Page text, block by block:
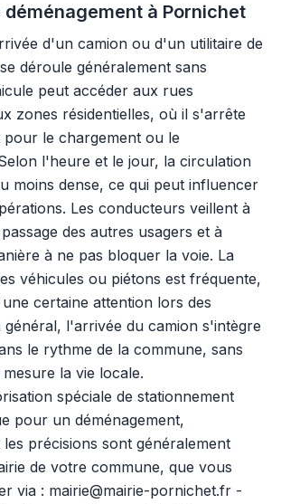
à Pornichet
d'un camion ou d'un utilitaire de
déroule généralement sans
peut accéder aux rues
zones résidentielles, où il s'arrête
le chargement ou le
l'heure et le jour, la circulation
moins dense, ce qui peut influencer
Les conducteurs veillent à
des autres usagers et à
à ne pas bloquer la voie. La
véhicules ou piétons est fréquente,
certaine attention lors des
l'arrivée du camion s'intègre
le rythme de la commune, sans
la vie locale.
spéciale de stationnement
pour un déménagement,
précisions sont généralement
de votre commune, que vous
via : mairie@mairie-pornichet.fr -